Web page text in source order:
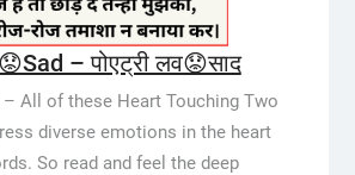
– पोएट्री लव😟साद
– All of these Heart Touching Two
diverse emotions in the heart
So read and feel the deep